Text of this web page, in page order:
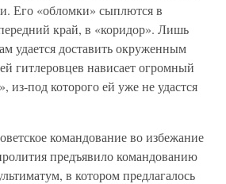
Его «обломки» сыплются в
край, в «коридор». Лишь
удается доставить окруженным
гитлеровцев нависает огромный
из-под которого ей уже не удастся
командование во избежание
предъявило командованию
в котором предлагалось